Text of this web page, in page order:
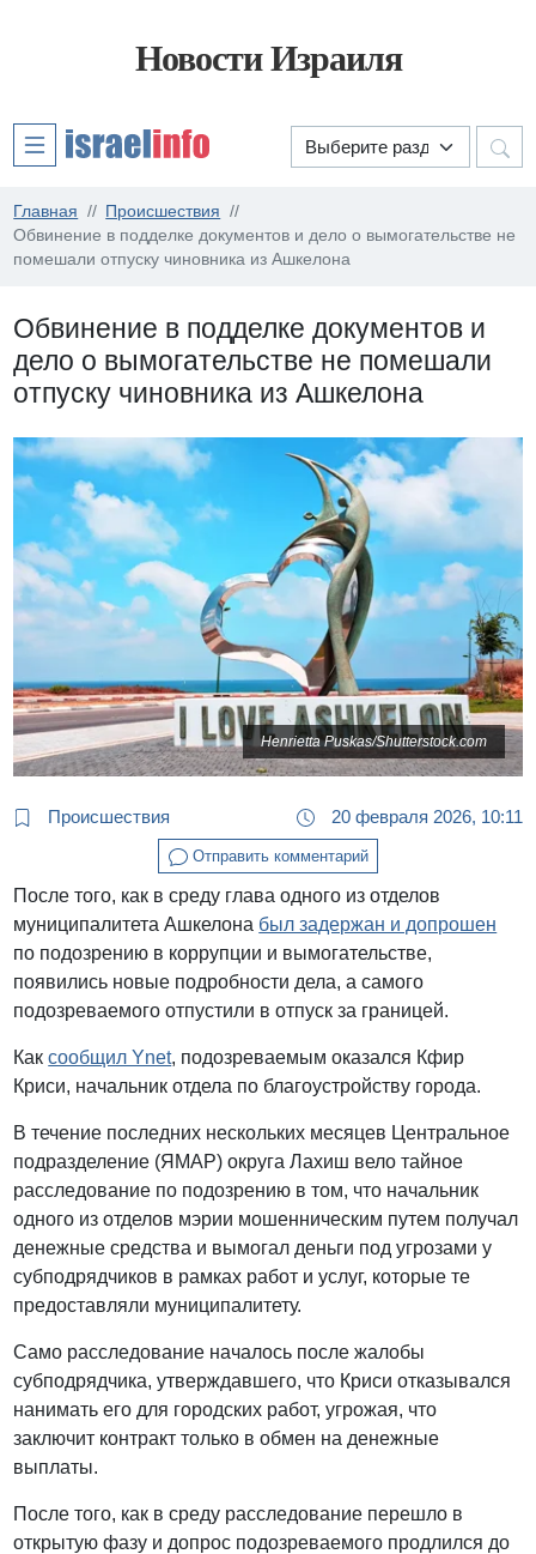
Новости Израиля
Главная
Происшествия
Обвинение в подделке документов и дело о вымогательстве не
помешали отпуску чиновника из Ашкелона
Обвинение в подделке документов и
дело о вымогательстве не помешали
отпуску чиновника из Ашкелона
Henrietta Puskas/Shutterstock.com
Происшествия 20 февраля 2026, 10:11
Отправить комментарий
После того, как в среду глава одного из отделов
муниципалитета Ашкелона был задержан и допрошен
по подозрению в коррупции и вымогательстве,
появились новые подробности дела, а самого
подозреваемого отпустили в отпуск за границей.
Каксообщил Ynet, подозреваемым оказался Кфир
Криси, начальник отдела по благоустройству города.
В течение последних нескольких месяцев Центральное
подразделение (ЯМАР) округа Лахиш вело тайное
расследование по подозрению в том, что начальник
одного из отделов мэрии мошенническим путем получал
денежные средства и вымогал деньги под угрозами у
субподрядчиков в рамках работ и услуг, которые те
предоставляли муниципалитету.
Само расследование началось после жалобы
субподрядчика, утверждавшего, что Криси отказывался
нанимать его для городских работ, угрожая, что
заключит контракт только в обмен на денежные
выплаты.
После того, как в среду расследование перешло в
открытую фазу и допрос подозреваемого продлился до